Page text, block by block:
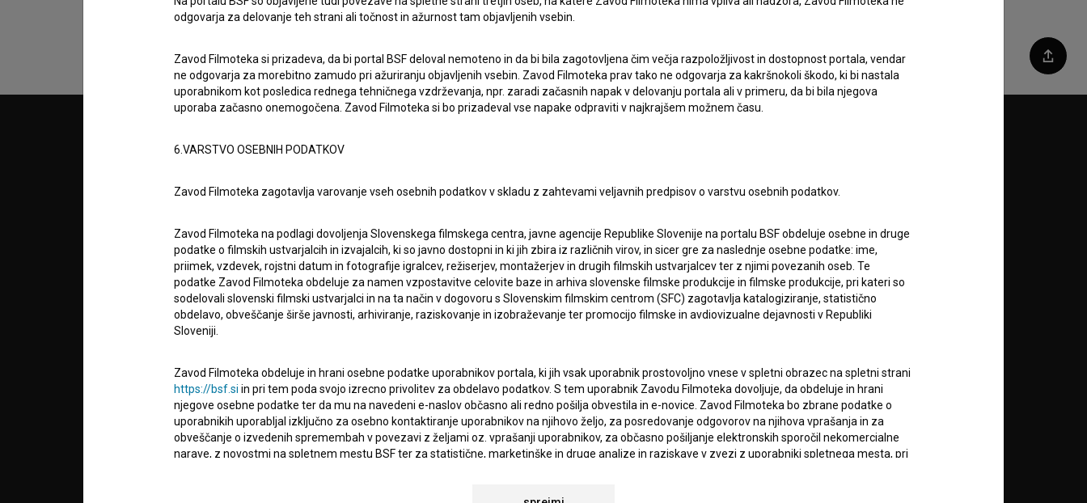
Deli
zavod za širjenje filmske kulture
info@filmoteka.si
Tehnična pomoč: podpora@bsf.si
Mednarodna številka ISSN 2670-787X
Projekt sofinancira:
POGOJI UPORABE
O PROJEKTU
STATISTIKA
POGOSTA
VPRAŠANJA
zbiranje, hrambo in obdelavo osebnih podatkov.
RSS dogodki
TRR: SI56 6100 0001 5706
684,
ali s kreditno kartico:
odgovarja za delovanje teh strani ali točnost in ažurnost tam objavljenih vsebin.
Zavod Filmoteka si prizadeva, da bi portal BSF deloval nemoteno in da bi bila zagotovljena čim večja razpoložljivost in dostopnost portala, vendar
ne odgovarja za morebitno zamudo pri ažuriranju objavljenih vsebin. Zavod Filmoteka prav tako ne odgovarja za kakršnokoli škodo, ki bi nastala
uporabnikom kot posledica rednega tehničnega vzdrževanja, npr. zaradi začasnih napak v delovanju portala ali v primeru, da bi bila njegova
uporaba začasno onemogočena. Zavod Filmoteka si bo prizadeval vse napake odpraviti v najkrajšem možnem času.
6.VARSTVO OSEBNIH PODATKOV
Zavod Filmoteka zagotavlja varovanje vseh osebnih podatkov v skladu z zahtevami veljavnih predpisov o varstvu osebnih podatkov.
Zavod Filmoteka na podlagi dovoljenja Slovenskega filmskega centra, javne agencije Republike Slovenije na portalu BSF obdeluje osebne in druge
podatke o filmskih ustvarjalcih in izvajalcih, ki so javno dostopni in ki jih zbira iz različnih virov, in sicer gre za naslednje osebne podatke: ime,
priimek, vzdevek, rojstni datum in fotografije igralcev, režiserjev, montažerjev in drugih filmskih ustvarjalcev ter z njimi povezanih oseb. Te
podatke Zavod Filmoteka obdeluje za namen vzpostavitve celovite baze in arhiva slovenske filmske produkcije in filmske produkcije, pri kateri so
sodelovali slovenski filmski ustvarjalci in na ta način v dogovoru s Slovenskim filmskim centrom (SFC) zagotavlja katalogiziranje, statistično
obdelavo, obveščanje širše javnosti, arhiviranje, raziskovanje in izobraževanje ter promocijo filmske in avdiovizualne dejavnosti v Republiki
Sloveniji.
Zavod Filmoteka obdeluje in hrani osebne podatke uporabnikov portala, ki jih vsak uporabnik prostovoljno vnese v spletni obrazec na spletni strani
https://bsf.si in pri tem poda svojo izrecno privolitev za obdelavo podatkov. S tem uporabnik Zavodu Filmoteka dovoljuje, da obdeluje in hrani
njegove osebne podatke ter da mu na navedeni e-naslov občasno ali redno pošilja obvestila in e-novice. Zavod Filmoteka bo zbrane podatke o
uporabnikih uporabljal izključno za osebno kontaktiranje uporabnikov na njihovo željo, za posredovanje odgovorov na njihova vprašanja in za
obveščanje o izvedenih spremembah v povezavi z željami oz. vprašanji uporabnikov, za občasno pošiljanje elektronskih sporočil nekomercialne
narave, z novostmi na spletnem mestu BSF ter za statistične, marketinške in druge analize in raziskave v zvezi z uporabniki spletnega mesta, pri